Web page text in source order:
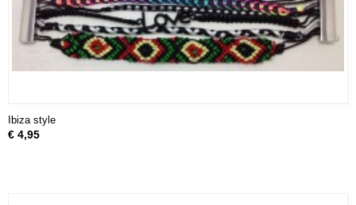
Ibiza style
€ 4,95